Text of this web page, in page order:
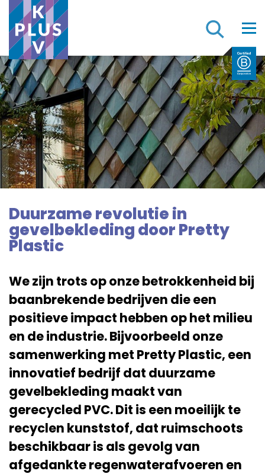
Duurzame revolutie in
gevelbekleding door Pretty
Plastic
We zijn trots op onze betrokkenheid bij
baanbrekende bedrijven die een
positieve impact hebben op het milieu
en de industrie. Bijvoorbeeld onze
samenwerking met Pretty Plastic, een
innovatief bedrijf dat duurzame
gevelbekleding maakt van
gerecycled PVC. Dit is een moeilijk te
recyclen kunststof, dat ruimschoots
beschikbaar is als gevolg van
afgedankte regenwaterafvoeren en